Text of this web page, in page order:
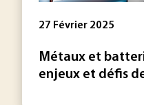
27 Février 2025
Métaux et
enjeux et défis